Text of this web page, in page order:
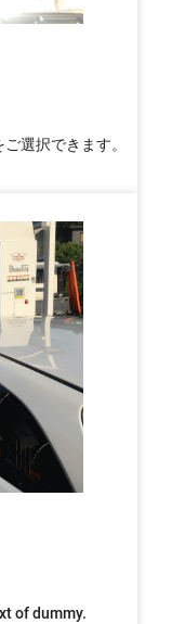
選択できます。
of dummy.